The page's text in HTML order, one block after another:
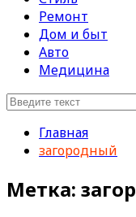
Ремонт
Дом и быт
Авто
Медицина
Главная
загородный
Метка: